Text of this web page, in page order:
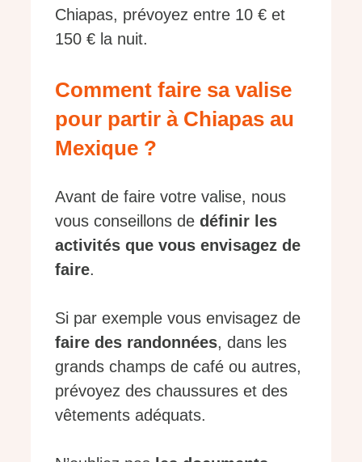
Chiapas, prévoyez entre 10 € et
150 € la nuit.
Comment faire sa valise
pour partir à Chiapas au
Mexique ?
Avant de faire votre valise, nous
vous conseillons de définir les
activités que vous envisagez de
faire.
Si par exemple vous envisagez de
faire des randonnées, dans les
grands champs de café ou autres,
prévoyez des chaussures et des
vêtements adéquats.